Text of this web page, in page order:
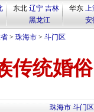
东北 辽宁 吉林
黑龙江
华东 上
安
> 珠海市 > 斗门区
传统婚
珠海市 斗门区